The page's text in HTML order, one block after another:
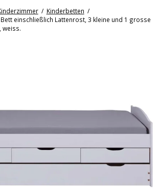
/ Kinderbetten /
einschließlich Lattenrost, 3 kleine und 1 grosse
weiss.